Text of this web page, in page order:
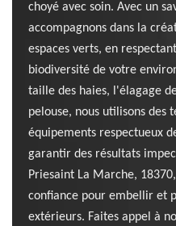
choyé avec soin. Avec un
accompagnons dans la
espaces verts, en
biodiversité de votre
taille des haies, l'élagage
pelouse, nous utilisons des
équipements respectueux
garantir des résultats
Priesaint La Marche,
confiance pour embellir et
extérieurs. Faites appel à